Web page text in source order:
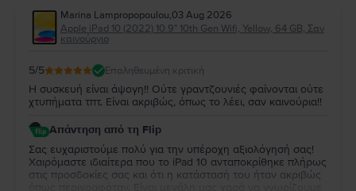
Marina Lampropopoulou,03 Aug 2026
Apple iPad 10 (2022) 10.9" 10th Gen Wifi, Yellow, 64 GB, Σαν
καινούργιο
5/5 Επαληθευμένη κριτική
Η συσκευή είναι άψογη!! Ούτε γραντζουνιές φαίνονται ούτε
χτυπήματα τπτ. Είναι ακριβώς, όπως το λέει, σαν καινούρια!!
Απάντηση από τη Flip
Σας ευχαριστούμε πολύ για την υπέροχη αξιολόγησή σας!
Χαιρόμαστε ιδιαίτερα που το iPad 10 ανταποκρίθηκε πλήρως
στις προσδοκίες σας και ότι η κατάστασή του ήταν ακριβώς